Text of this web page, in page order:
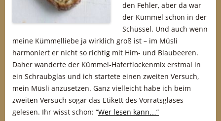
den Fehler, aber da war
der Kümmel schon in der
Schüssel. Und auch wenn
meine Kümmelliebe ja wirklich groß ist – im Müsli
harmoniert er nicht so richtig mit Him- und Blaubeeren.
Daher wanderte der Kümmel-Haferflockenmix erstmal in
ein Schraubglas und ich startete einen zweiten Versuch,
mein Müsli anzusetzen. Ganz vielleicht habe ich beim
zweiten Versuch sogar das Etikett des Vorratsglases
gelesen. Ihr wisst schon: “Wer lesen kann…”